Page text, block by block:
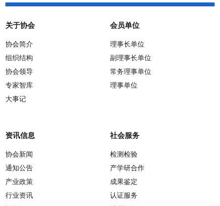
关于协会
协会简介
组织结构
协会领导
专家智库
大事记
会员单位
理事长单位
副理事长单位
常务理事单位
理事单位
资讯信息
协会新闻
通知公告
产业政策
行业资讯
社会服务
检测检验
产学研合作
成果鉴定
认证服务